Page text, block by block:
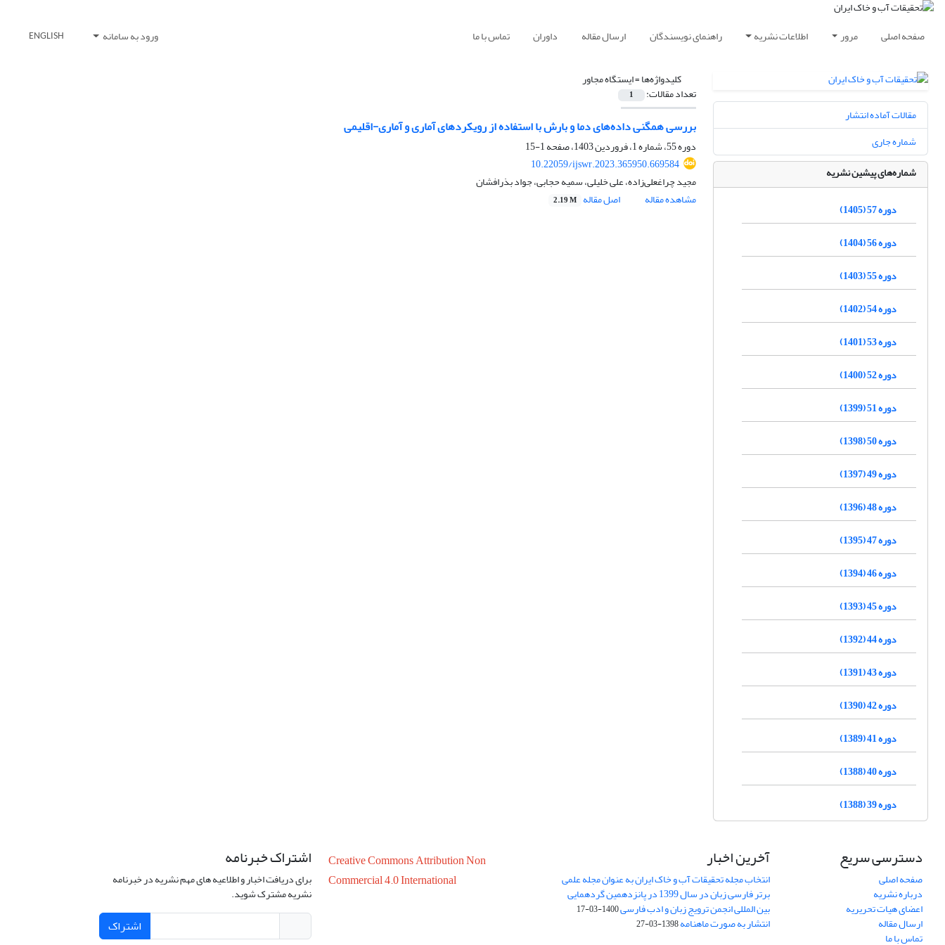
صفحه اصلی مرور اطلاعات نشریه راهنمای نویسندگان ارسال مقاله داوران تماس با ما ورود به سامانه ENGLISH
کلیدواژه‌ها =ایستگاه مجاور
تعداد مقالات: 1
بررسی همگنی داده‌های دما و بارش با استفاده از رویکردهای آماری و آماری-اقلیمی
دوره 55، شماره 1، فروردین 1403، صفحه
1-15
10.22059/ijswr.2023.365950.669584
مجید چراغعلی‌زاده، علی خلیلی، سمیه حجابی، جواد بذرافشان
مشاهده مقاله
اصل مقاله 2.19 M
مقالات آماده انتشار
شماره جاری
شماره‌های پیشین نشریه
دوره 57 (1405)
دوره 56 (1404)
دوره 55 (1403)
دوره 54 (1402)
دوره 53 (1401)
دوره 52 (1400)
دوره 51 (1399)
دوره 50 (1398)
دوره 49 (1397)
دوره 48 (1396)
دوره 47 (1395)
دوره 46 (1394)
دوره 45 (1393)
دوره 44 (1392)
دوره 43 (1391)
دوره 42 (1390)
دوره 41 (1389)
دوره 40 (1388)
دوره 39 (1388)
دسترسی سریع
صفحه اصلی
درباره نشریه
اعضای هیات تحریریه
ارسال مقاله
تماس با ما
آخرین اخبار
انتخاب مجله تحقیقات آب و خاک ایران به عنوان مجله علمی
برتر فارسی زبان در سال 1399 در پانزدهمین گردهمایی
بین المللی انجمن ترویج زبان و ادب فارسی1400-03-17
انتشار به صورت ماهنامه1398-03-27
Creative Commons Attribution Non
Commercial 4.0 International
اشتراک خبرنامه
برای دریافت اخبار و اطلاعیه های مهم نشریه در خبرنامه
نشریه مشترک شوید.
اشتراک